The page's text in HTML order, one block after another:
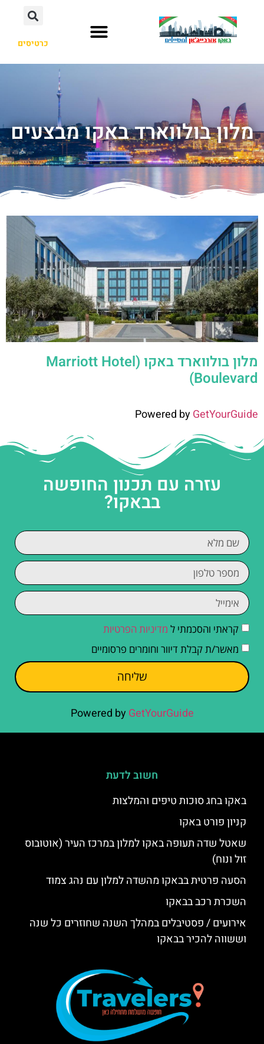
כרטיסים
מלון בולווארד באקו מבצעים
מלון בולווארד באקו (Marriott Hotel
Boulevard)
Powered byGetYourGuide
עזרה עם תכנון החופשה
בבאקו?
קראתי והסכמתי ל מדיניות הפרטיות
מאשר/ת קבלת דיוור וחומרים פרסומיים
שליחה
Powered by GetYourGuide
חשוב לדעת
באקו בחג סוכות טיפים והמלצות
קניון פורט באקו
שאטל שדה תעופה באקו למלון במרכז העיר (אוטובוס
זול ונוח)
הסעה פרטית בבאקו מהשדה למלון עם נהג צמוד
השכרת רכב בבאקו
אירועים / פסטיבלים במהלך השנה שחוזרים כל שנה
וששווה להכיר בבאקו